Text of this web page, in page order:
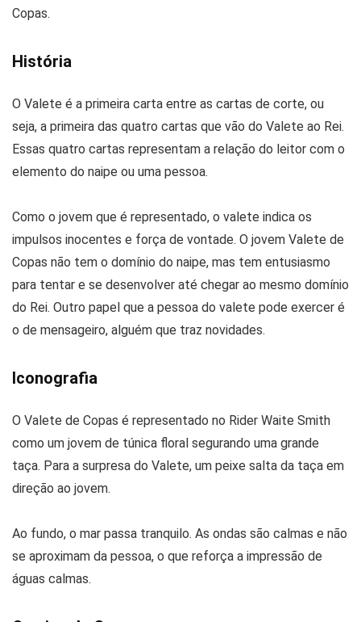
Copas.
História
O Valete é a primeira carta entre as cartas de corte, ou
seja, a primeira das quatro cartas que vão do Valete ao Rei.
Essas quatro cartas representam a relação do leitor com o
elemento do naipe ou uma pessoa.
Como o jovem que é representado, o valete indica os
impulsos inocentes e força de vontade. O jovem Valete de
Copas não tem o domínio do naipe, mas tem entusiasmo
para tentar e se desenvolver até chegar ao mesmo domínio
do Rei. Outro papel que a pessoa do valete pode exercer é
o de mensageiro, alguém que traz novidades.
Iconografia
O Valete de Copas é representado no Rider Waite Smith
como um jovem de túnica floral segurando uma grande
taça. Para a surpresa do Valete, um peixe salta da taça em
direção ao jovem.
Ao fundo, o mar passa tranquilo. As ondas são calmas e não
se aproximam da pessoa, o que reforça a impressão de
águas calmas.